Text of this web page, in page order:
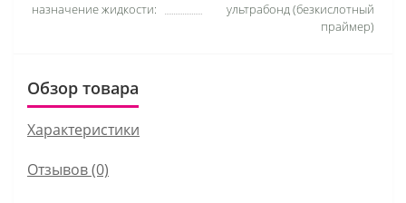
назначение жидкости:
ультрабонд (безкислотный
праймер)
Обзор товара
Характеристики
Отзывов (0)